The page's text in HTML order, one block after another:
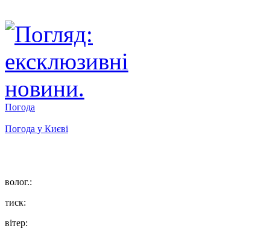
Погода
Погода у Києві
волог.:
тиск:
вітер: